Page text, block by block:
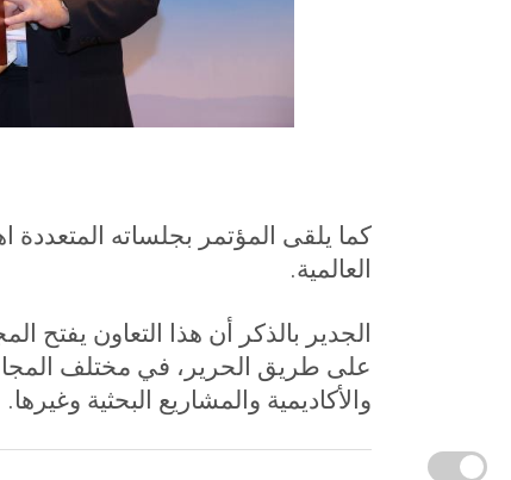
كما يلقى المؤتمر بجلساته المتعددة
العالمية.
الجدير بالذكر أن هذا التعاون يفتح
على طريق الحرير، في مختلف
والأكاديمية والمشاريع البحثية وغيرها.